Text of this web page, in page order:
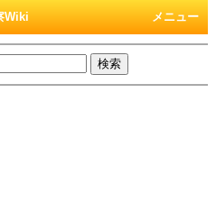
メニュー
Wiki